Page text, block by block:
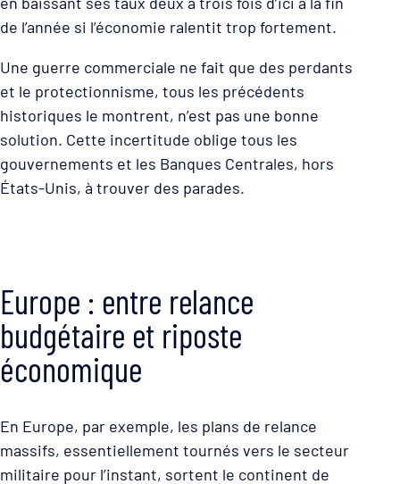
de l’année si l’économie ralentit trop fortement.
Une guerre commerciale ne fait que des perdants
et le protectionnisme, tous les précédents
historiques le montrent, n’est pas une bonne
solution. Cette incertitude oblige tous les
gouvernements et les Banques Centrales, hors
États-Unis, à trouver des parades.
Europe : entre relance
budgétaire et riposte
économique
En Europe, par exemple, les plans de relance
massifs, essentiellement tournés vers le secteur
militaire pour l’instant, sortent le continent de